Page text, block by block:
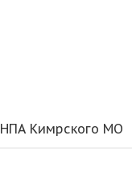
НПА Кимрского МО